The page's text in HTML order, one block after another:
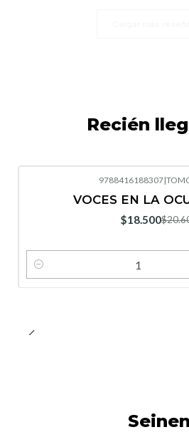
Recién
9788416188307|
VOCES EN LA
$18.500
Cantidad
Seinen